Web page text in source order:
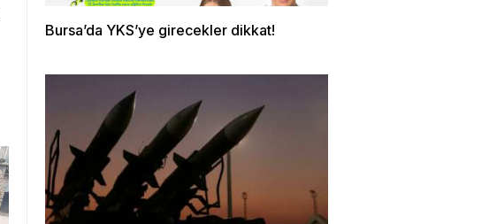
Bursa’da YKS’ye girecekler dikkat!